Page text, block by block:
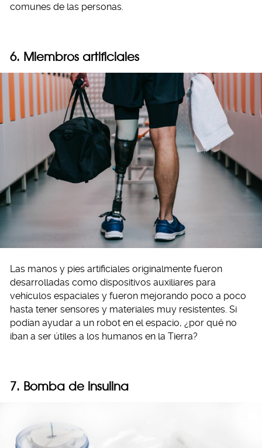
comunes de las personas.
6. Miembros artificiales
Las manos y pies artificiales originalmente fueron
desarrolladas como dispositivos auxiliares para
vehículos espaciales y fueron mejorando poco a poco
hasta tener sensores y materiales muy resistentes. Si
podían ayudar a un robot en el espacio, ¿por qué no
iban a ser útiles a los humanos en la Tierra?
7. Bomba de insulina